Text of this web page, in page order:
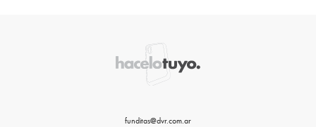
funditas@dvr.com.ar